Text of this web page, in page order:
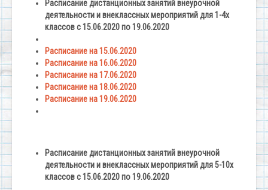
Расписание дистанционных занятий внеурочной
деятельности и внеклассных мероприятий для 1-4х
классов с 15.06.2020 по 19.06.2020
Расписание на 15.06.2020
Расписание на 16.06.2020
Расписание на 17.06.2020
Расписание на 18.06.2020
Расписание на 19.06.2020
Расписание дистанционных занятий внеурочной
деятельности и внеклассных мероприятий для 5-10х
классов с 15.06.2020 по 19.06.2020